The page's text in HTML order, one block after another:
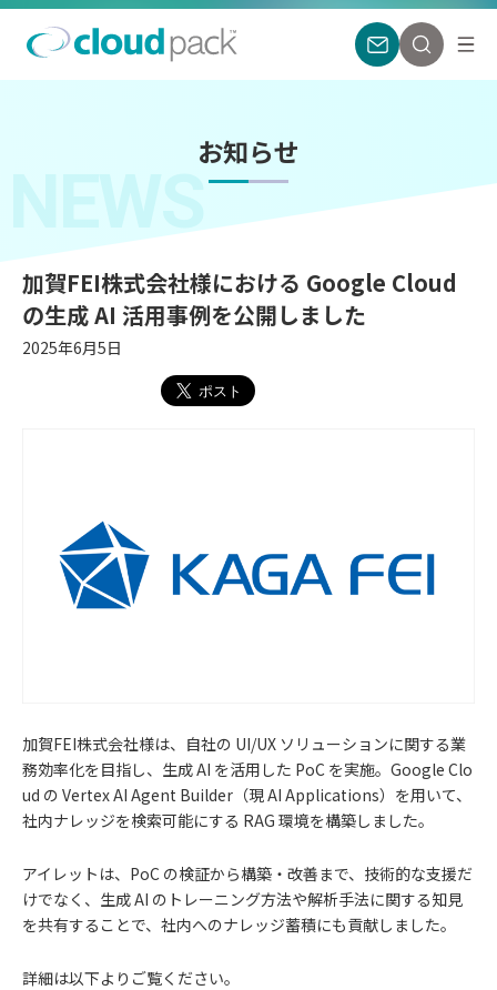
お知らせ
NEWS
加賀FEI株式会社様における Google Cloud
の生成 AI 活用事例を公開しました
2025年6月5日
加賀FEI株式会社様は、自社の UI/UX ソリューションに関する業
務効率化を目指し、生成 AI を活用した PoC を実施。Google Clo
ud の Vertex AI Agent Builder（現 AI Applications）を用いて、
社内ナレッジを検索可能にする RAG 環境を構築しました。
アイレットは、PoC の検証から構築・改善まで、技術的な支援だ
けでなく、生成 AI のトレーニング方法や解析手法に関する知見
を共有することで、社内へのナレッジ蓄積にも貢献しました。
詳細は以下よりご覧ください。